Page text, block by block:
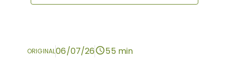
ORIGINAL06/07/26 55 min